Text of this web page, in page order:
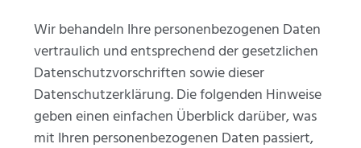
Wir behandeln Ihre personenbezogenen Daten
vertraulich und entsprechend der gesetzlichen
Datenschutzvorschriften sowie dieser
Datenschutzerklärung. Die folgenden Hinweise
geben einen einfachen Überblick darüber, was
mit Ihren personenbezogenen Daten passiert,